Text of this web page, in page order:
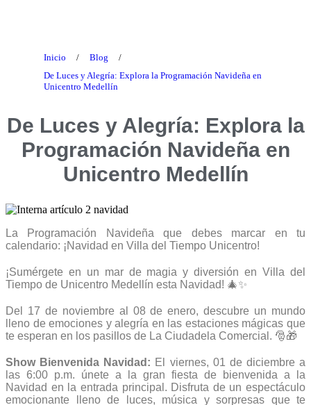
Inicio / Blog
/
De Luces y Alegría: Explora la Programación Navideña en
Unicentro Medellín
De Luces y Alegría: Explora la
Programación Navideña en
Unicentro Medellín
La Programación Navideña que debes marcar en tu
calendario: ¡Navidad en Villa del Tiempo Unicentro!
¡Sumérgete en un mar de magia y diversión en Villa del
Tiempo de Unicentro Medellín esta Navidad! 🎄✨
Del 17 de noviembre al 08 de enero, descubre un mundo
lleno de emociones y alegría en las estaciones mágicas que
te esperan en los pasillos de La Ciudadela Comercial. 🎅🎁
Show Bienvenida Navidad: El viernes, 01 de diciembre a
las 6:00 p.m. únete a la gran fiesta de bienvenida a la
Navidad en la entrada principal. Disfruta de un espectáculo
emocionante lleno de luces, música y sorpresas que te